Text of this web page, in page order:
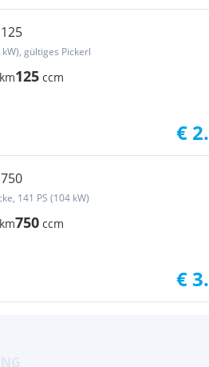
gültiges Pickerl
km125 ccm
€
141 PS (104 kW)
km750 ccm
€